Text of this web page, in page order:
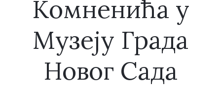
Комненића у
Музеју Града
Новог Сада